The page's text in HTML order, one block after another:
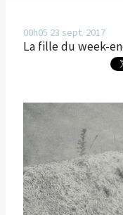
00h05 23 sept. 2017
La fille du week-